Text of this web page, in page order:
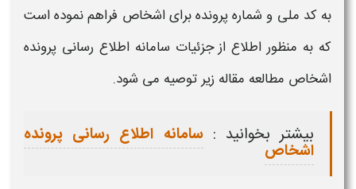
به کد ملی و شماره پروندهبرای اشخاص فراهم نموده است
که به منظور اطلاع از جزئیات سامانه اطلاع رسانی پرونده
اشخاص مطالعه مقاله زیر توصیه می شود.
بیشتر بخوانید : سامانه اطلاع رسانی پرونده
اشخاص